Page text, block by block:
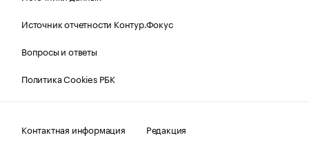
Источник отчетности Контур.Фокус
Вопросы и ответы
Политика Cookies РБК
Контактная информация Редакция